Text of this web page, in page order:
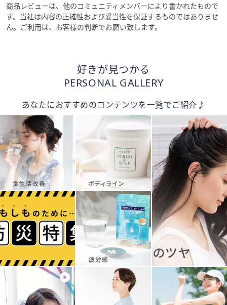
商品レビューは、他のコミュニティメンバーにより書かれたもので
す。当社は内容の正確性および妥当性を保証するものではありませ
ん。ご利用は、お客様の判断でお願い致します。
好きが見つかる
PERSONAL GALLERY
あなたにおすすめのコンテンツを一覧でご紹介♪